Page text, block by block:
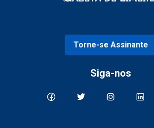
Torne-se Assinante
Siga-nos